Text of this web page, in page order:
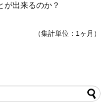
が出来るのか？
（集計単位：1ヶ月）